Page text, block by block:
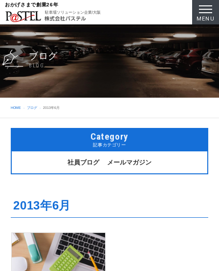
おかげさまで創業26年
駐車場ソリューション企業/大阪
ブログ
BLOG
HOME ブログ 2013年6月
Category
記事カテゴリー
社員ブログ メールマガジン
2013年6月
MENU